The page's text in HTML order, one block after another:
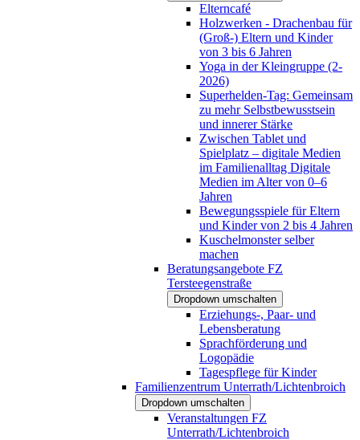
Elterncafé
Holzwerken - Drachenbau für
(Groß-) Eltern und Kinder
von 3 bis 6 Jahren
Yoga in der Kleingruppe (2-
2026)
Superhelden-Tag: Gemeinsam
zu mehr Selbstbewusstsein
und innerer Stärke
Zwischen Tablet und
Spielplatz – digitale Medien
im Familienalltag Digitale
Medien im Alter von 0–6
Jahren
Bewegungsspiele für Eltern
und Kinder von 2 bis 4 Jahren
Kuschelmonster selber
machen
Beratungsangebote FZ
Tersteegenstraße
Dropdown umschalten
Erziehungs-, Paar- und
Lebensberatung
Sprachförderung und
Logopädie
Tagespflege für Kinder
Familienzentrum Unterrath/Lichtenbroich
Dropdown umschalten
Veranstaltungen FZ
Unterrath/Lichtenbroich